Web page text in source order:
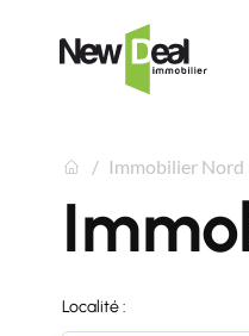
Immobilier Nord
Localité :